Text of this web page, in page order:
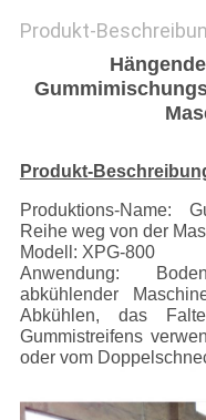
Produkt-
Produkt-
Produktions-Name:
Reihe weg von der
Modell: XPG-800
Anwendung:
abkühlender
Abkühlen, das
Gummistreifens
oder vom